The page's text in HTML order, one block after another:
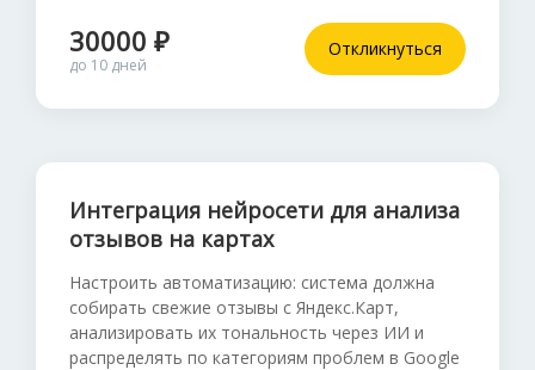
30000 ₽
до 10 дней
Откликнуться
Интеграция нейросети для анализа
отзывов на картах
Настроить автоматизацию: система должна
собирать свежие отзывы с Яндекс.Карт,
анализировать их тональность через ИИ и
распределять по категориям проблем в Google